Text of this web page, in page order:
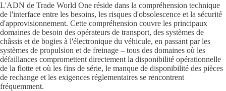
L'ADN de Trade World One réside dans la compréhension technique
de l'interface entre les besoins, les risques d'obsolescence et la sécurité
d'approvisionnement. Cette compréhension couvre les principaux
domaines de besoin des opérateurs de transport, des systèmes de
châssis et de bogies à l'électronique du véhicule, en passant par les
systèmes de propulsion et de freinage – tous des domaines où les
défaillances compromettent directement la disponibilité opérationnelle
de la flotte et où les fins de série, le manque de disponibilité des pièces
de rechange et les exigences réglementaires se rencontrent
fréquemment.